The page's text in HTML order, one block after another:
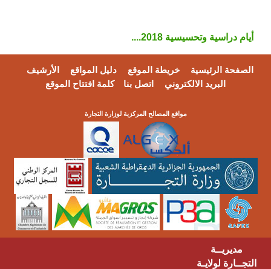
أيام دراسية وتحسيسية 2018....
الصفحة الرئيسية خريطة الموقع دليل المواقع
الأرشيف
البريد الالكتروني
اتصل بنا كلمة افتتاح الموقع
مواقع المصالح المركزية لوزارة التجارة
مديريــة
التجــارة لولايـة